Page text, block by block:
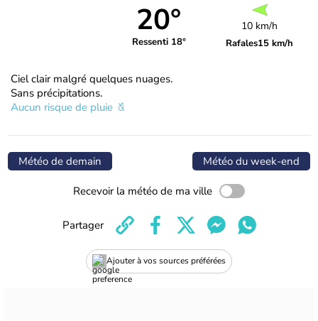
20°
Ressenti 18°
10 km/h
Rafales15 km/h
Ciel clair malgré quelques nuages.
Sans précipitations.
Aucun risque de pluie
Météo de demain Météo du week-end
Recevoir la météo de ma ville
Ajouter à vos sources préférées
Partager